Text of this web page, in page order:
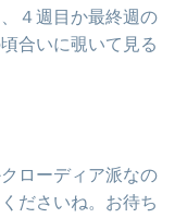
４週目か最終週の
合いに覗いて見る
ローディア派なの
ださいね。お待ち